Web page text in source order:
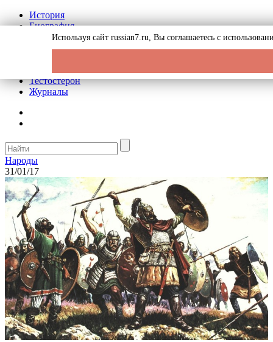
История
Биография
Криминал
Реклама на сайте
Тестостерон
Журналы
Народы
31/01/17
Используя сайт russian7.ru, Вы соглашаетесь с